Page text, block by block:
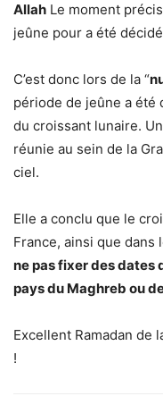
Allah Le moment
jeûne pour a été décidé
C’est donc lors de la “
période de jeûne a été
du croissant lunaire.
réunie au sein de la
ciel.
Elle a conclu que le
France, ainsi que dans
ne pas fixer des dates
pays du Maghreb ou
Excellent Ramadan de
!